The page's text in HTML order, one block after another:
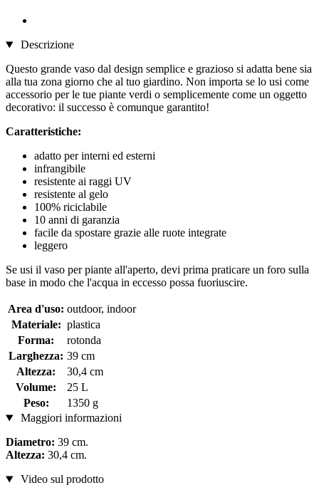
Descrizione
Questo grande vaso dal design semplice e grazioso si adatta bene sia
alla tua zona giorno che al tuo giardino. Non importa se lo usi come
accessorio per le tue piante verdi o semplicemente come un oggetto
decorativo: il successo è comunque garantito!
Caratteristiche:
adatto per interni ed esterni
infrangibile
resistente ai raggi UV
resistente al gelo
100% riciclabile
10 anni di garanzia
facile da spostare grazie alle ruote integrate
leggero
Se usi il vaso per piante all'aperto, devi prima praticare un foro sulla
base in modo che l'acqua in eccesso possa fuoriuscire.
Area d'uso: outdoor, indoor
Materiale: plastica
Forma:
rotonda
Larghezza: 39 cm
Altezza:
30,4 cm
Volume:
25 L
Peso:
1350 g
Maggiori informazioni
Diametro: 39 cm.
Altezza: 30,4 cm.
Video sul prodotto